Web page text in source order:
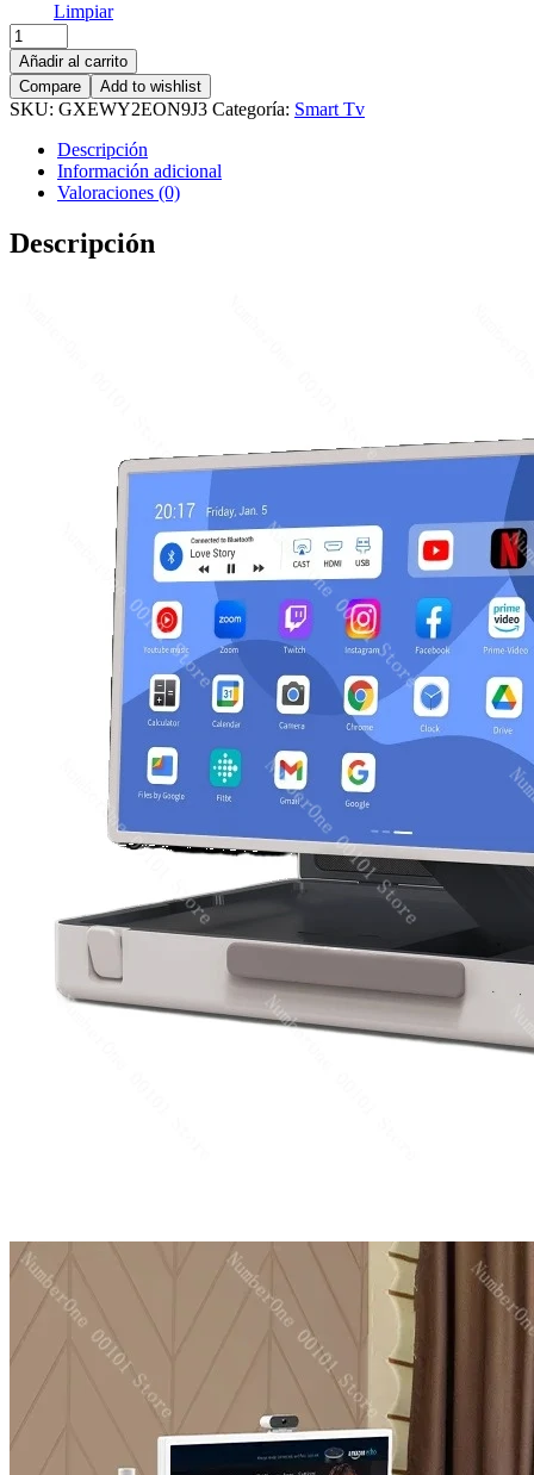
Limpiar
Smart
TV
interactiva
de
24
pulgadas
cantidad
Añadir al carrito
Compare
Add to wishlist
SKU: GXEWY2EON9J3 Categoría: Smart Tv
Descripción
Información adicional
Valoraciones (0)
Descripción